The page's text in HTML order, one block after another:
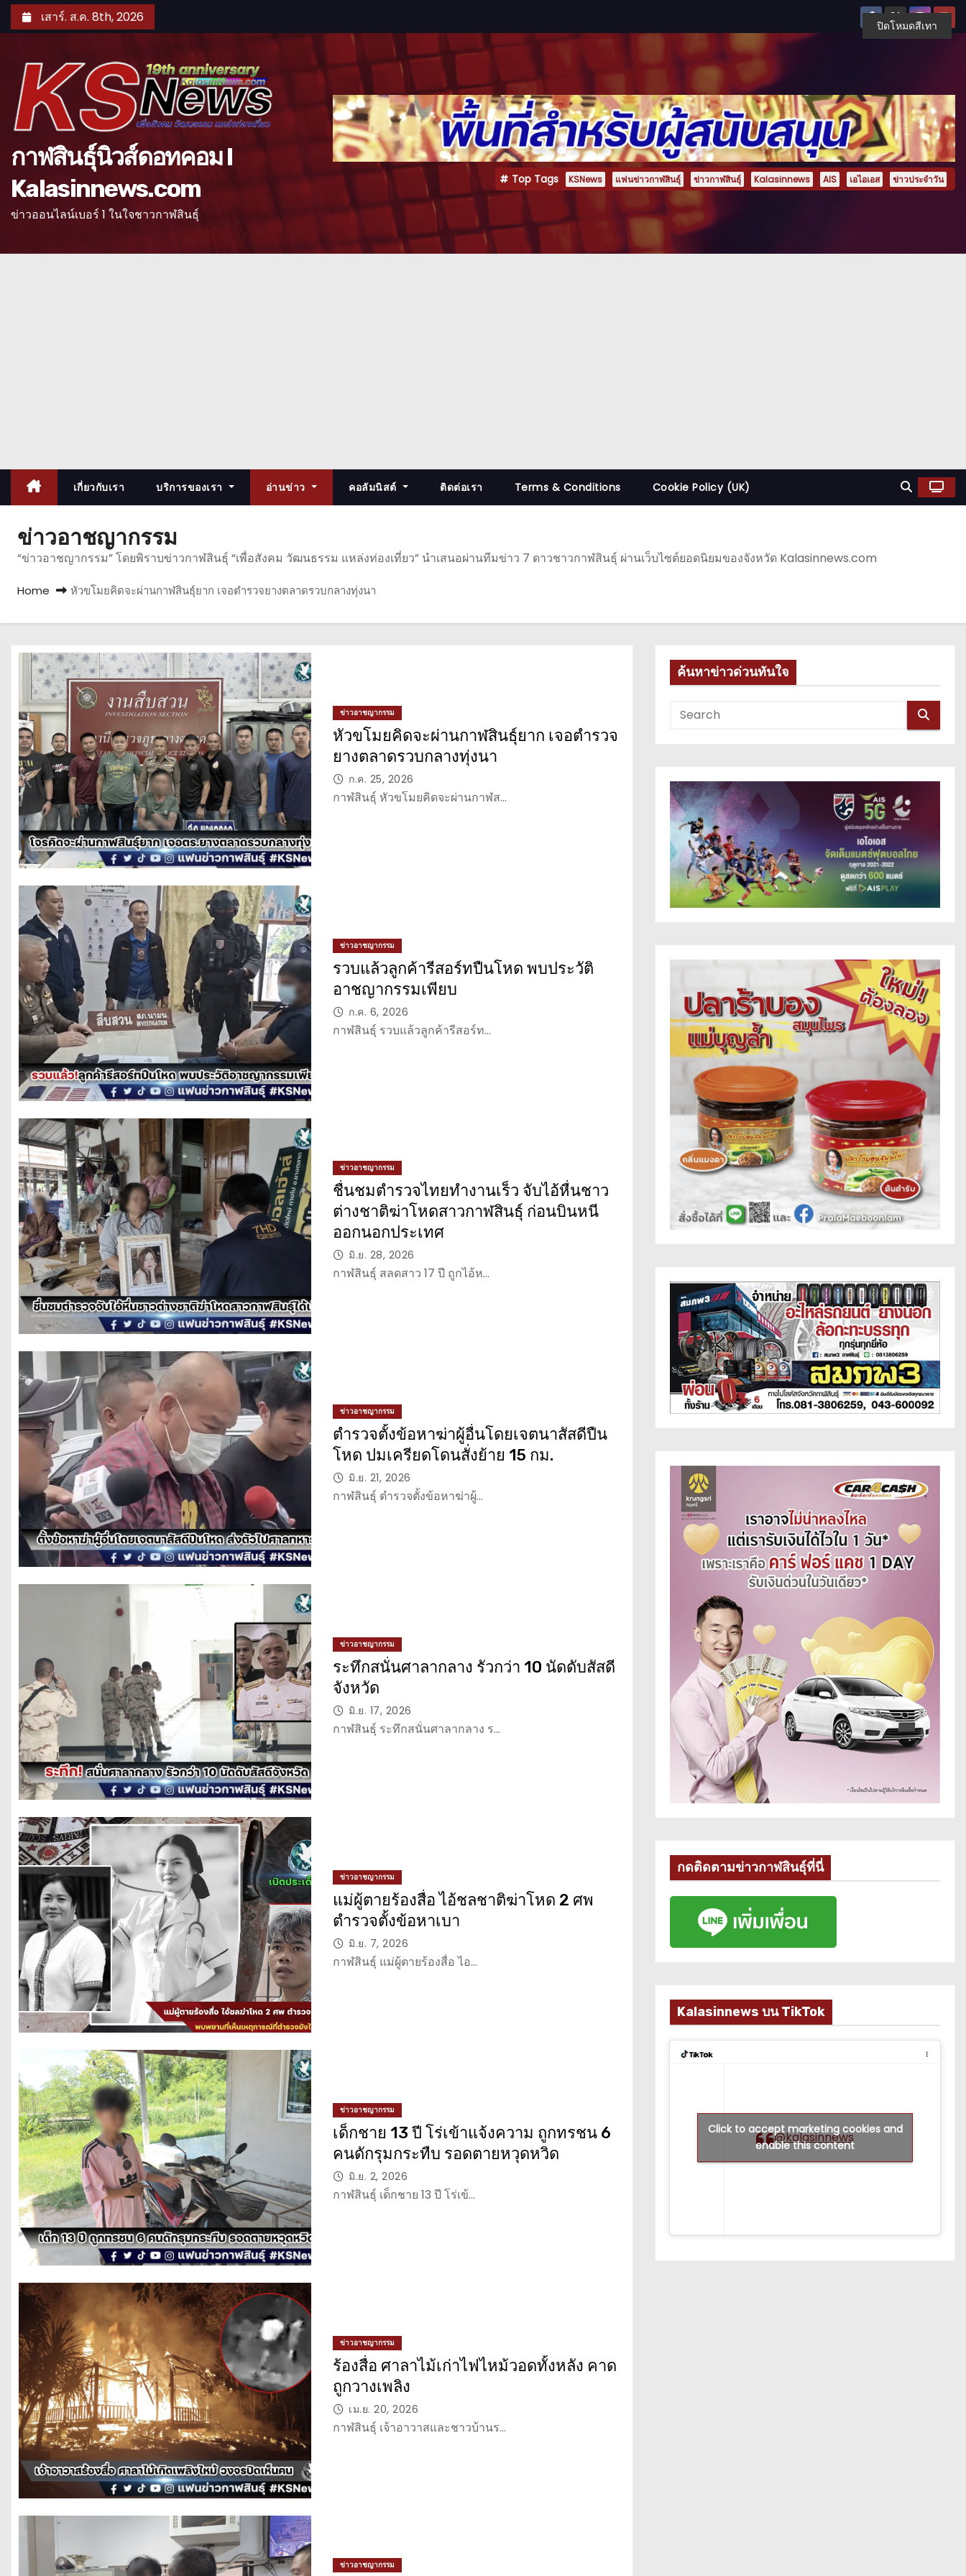
k
t
เสาร์. ส.ค. 8th, 2026
กาฬสินธุ์นิวส์ดอทคอม l
Kalasinnews.com
ข่าวออนไลน์เบอร์ 1 ในใจชาวกาฬสินธุ์
Top Tags KSNews แฟนข่าวกาฬสินธุ์ ข่าวกาฬสินธุ์ Kalasinnews AIS เอไอเอส ข่าวประจำวัน
เกี่ยวกับเรา บริการของเรา อ่านข่าว คอลัมนิสต์ ติดต่อเรา Terms & Conditions Cookie Policy (UK)
ข่าวอาชญากรรม
“ข่าวอาชญากรรม” โดยพิราบข่าวกาฬสินธุ์ “เพื่อสังคม วัฒนธรรม แหล่งท่องเที่ยว” นำเสนอผ่านทีมข่าว 7 ดาวชาวกาฬสินธุ์ ผ่านเว็บไซต์ยอดนิยมของจังหวัด Kalasinnews.com
Home หัวขโมยคิดจะผ่านกาฬสินธุ์ยาก เจอตำรวจยางตลาดรวบกลางทุ่งนา
ข่าวอาชญากรรม
หัวขโมยคิดจะผ่านกาฬสินธุ์ยาก เจอตำรวจ
ยางตลาดรวบกลางทุ่งนา
ก.ค. 25, 2026
กาฬสินธุ์ หัวขโมยคิดจะผ่านกาฬส…
ข่าวอาชญากรรม
รวบแล้วลูกค้ารีสอร์ทปืนโหด พบประวัติ
อาชญากรรมเพียบ
ก.ค. 6, 2026
กาฬสินธุ์ รวบแล้วลูกค้ารีสอร์ท…
ข่าวอาชญากรรม
ชื่นชมตำรวจไทยทำงานเร็ว จับไอ้หื่นชาว
ต่างชาติฆ่าโหดสาวกาฬสินธุ์ ก่อนบินหนี
ออกนอกประเทศ
มิ.ย. 28, 2026
กาฬสินธุ์ สลดสาว 17 ปี ถูกไอ้ห…
ข่าวอาชญากรรม
ตำรวจตั้งข้อหาฆ่าผู้อื่นโดยเจตนาสัสดีปืน
โหด ปมเครียดโดนสั่งย้าย 15 กม.
มิ.ย. 21, 2026
กาฬสินธุ์ ตำรวจตั้งข้อหาฆ่าผู้…
ข่าวอาชญากรรม
ระทึกสนั่นศาลากลาง รัวกว่า 10 นัดดับสัสดี
จังหวัด
มิ.ย. 17, 2026
กาฬสินธุ์ ระทึกสนั่นศาลากลาง ร…
ข่าวอาชญากรรม
แม่ผู้ตายร้องสื่อ ไอ้ชลชาติฆ่าโหด 2 ศพ
ตำรวจตั้งข้อหาเบา
มิ.ย. 7, 2026
กาฬสินธุ์ แม่ผู้ตายร้องสื่อ ไอ…
ข่าวอาชญากรรม
เด็กชาย 13 ปี โร่เข้าแจ้งความ ถูกทรชน 6
คนดักรุมกระทืบ รอดตายหวุดหวิด
มิ.ย. 2, 2026
กาฬสินธุ์ เด็กชาย 13 ปี โร่เข้…
ข่าวอาชญากรรม
ร้องสื่อ ศาลาไม้เก่าไฟไหม้วอดทั้งหลัง คาด
ถูกวางเพลิง
เม.ย. 20, 2026
กาฬสินธุ์ เจ้าอาวาสและชาวบ้านร…
ข่าวอาชญากรรม
ค้นหาข่าวด่วนทันใจ
กดติดตามข่าวกาฬสินธุ์ที่นี่
Kalasinnews บน TikTok
@kalasinnews
Click to accept marketing cookies and
enable this content
ปิดโหมดสีเทา